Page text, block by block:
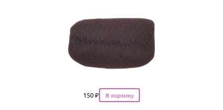
Цена
150 ₽